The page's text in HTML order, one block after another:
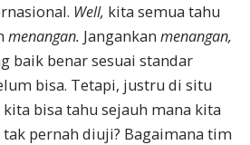
Well, kita semua tahu
menangan. Jangankan menangan,
baik benar sesuai standar
bisa. Tetapi, justru di situ
bisa tahu sejauh mana kita
pernah diuji? Bagaimana tim